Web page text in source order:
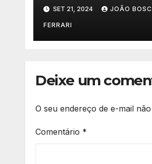
SET 21, 2024 JOÃO
FERRARI
Deixe um
O seu endereço de e-mail
Comentário *